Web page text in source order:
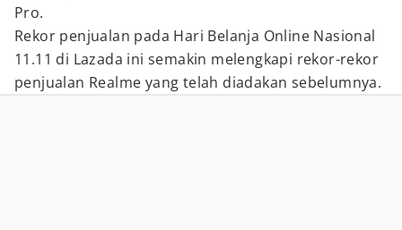
Pro.
Rekor penjualan pada Hari Belanja Online Nasional
11.11 di Lazada ini semakin melengkapi rekor-rekor
penjualan Realme yang telah diadakan sebelumnya.